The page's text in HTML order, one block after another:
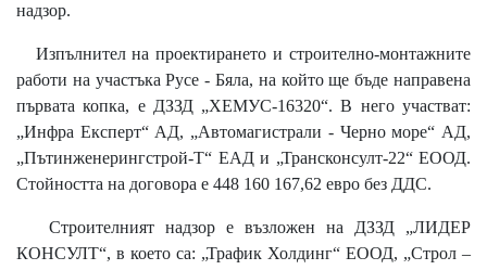
надзор.
Изпълнител на проектирането и строително-монтажните
работи на участъка Русе - Бяла, на който ще бъде направена
първата копка, е ДЗЗД „ХЕМУС-16320“. В него участват:
„Инфра Експерт“ АД, „Автомагистрали - Черно море“ АД,
„Пътинженерингстрой-Т“ ЕАД и „Трансконсулт-22“ ЕООД.
Стойността на договора е 448 160 167,62 евро без ДДС.
Строителният надзор е възложен на ДЗЗД „ЛИДЕР
КОНСУЛТ“, в което са: „Трафик Холдинг“ ЕООД, „Строл –